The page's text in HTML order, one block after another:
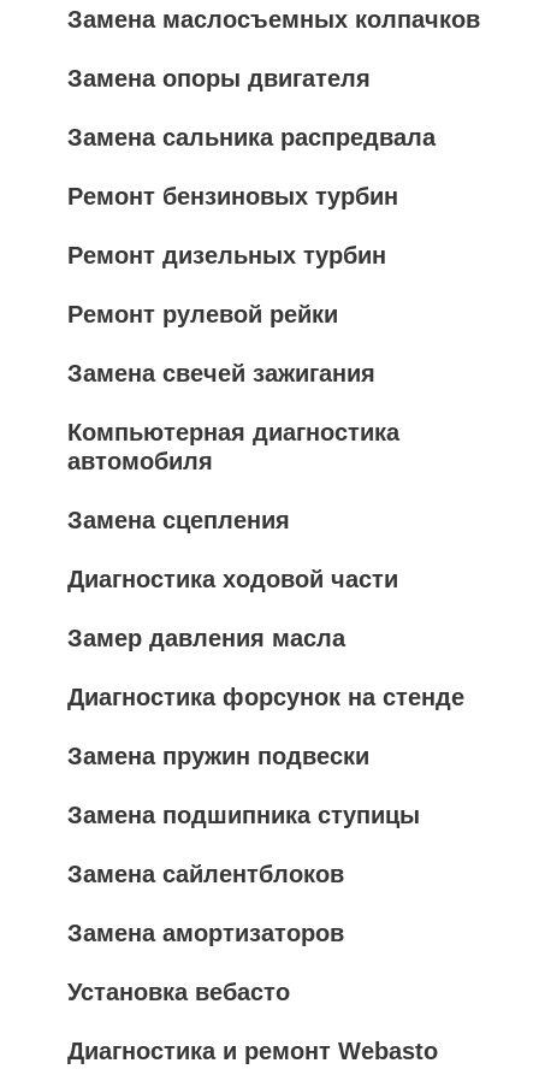
Замена маслосъемных колпачков
Замена опоры двигателя
Замена сальника распредвала
Ремонт бензиновых турбин
Ремонт дизельных турбин
Ремонт рулевой рейки
Замена свечей зажигания
Компьютерная диагностика
автомобиля
Замена сцепления
Диагностика ходовой части
Замер давления масла
Диагностика форсунок на стенде
Замена пружин подвески
Замена подшипника ступицы
Замена сайлентблоков
Замена амортизаторов
Установка вебасто
Диагностика и ремонт Webasto